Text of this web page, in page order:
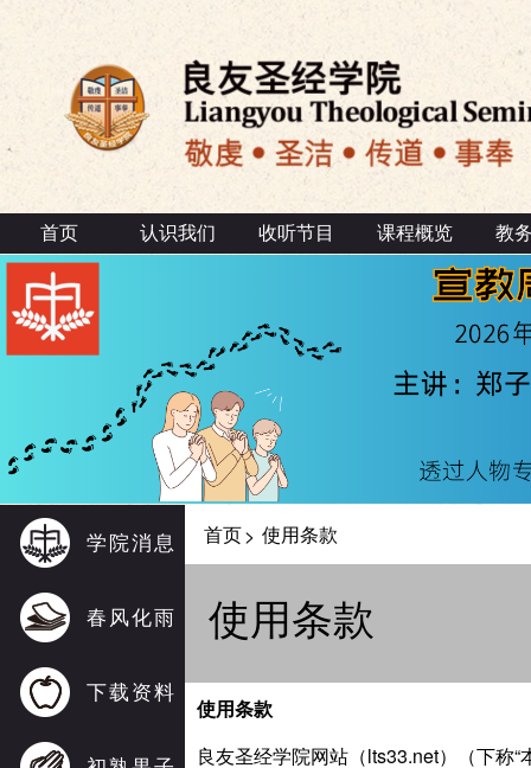
首页 认识我们 收听节目 课程概览 教
学院消息
春风化雨
下载资料
首页> 使用条款
使用条款
使用条款
良友圣经学院网站（lts33.net）（下称